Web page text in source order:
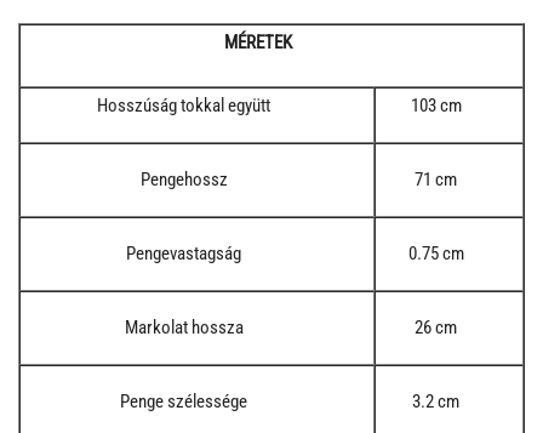
MÉRETEK
Hosszúság tokkal együtt 103 cm
Pengehossz 71 cm
Pengevastagság 0.75 cm
Markolat hossza 26 cm
Penge szélessége 3.2 cm